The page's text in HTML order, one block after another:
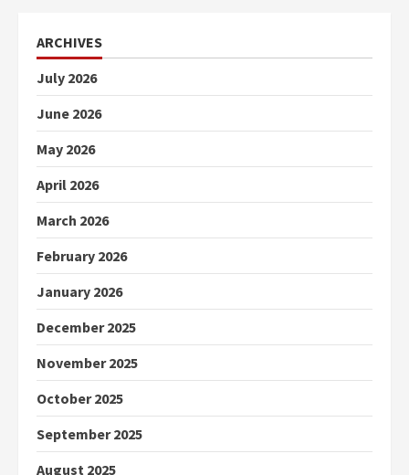
ARCHIVES
July 2026
June 2026
May 2026
April 2026
March 2026
February 2026
January 2026
December 2025
November 2025
October 2025
September 2025
August 2025